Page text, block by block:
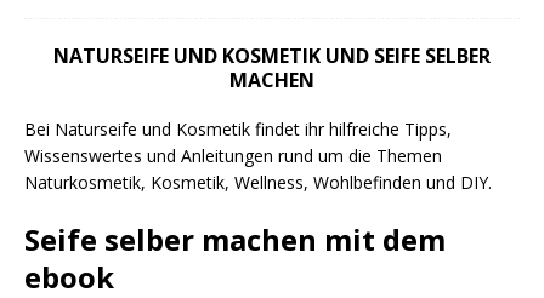
NATURSEIFE UND KOSMETIK UND SEIFE SELBER
MACHEN
Bei Naturseife und Kosmetik findet ihr hilfreiche Tipps,
Wissenswertes und Anleitungen rund um die Themen
Naturkosmetik, Kosmetik, Wellness, Wohlbefinden und DIY.
Seife selber machen mit dem
ebook